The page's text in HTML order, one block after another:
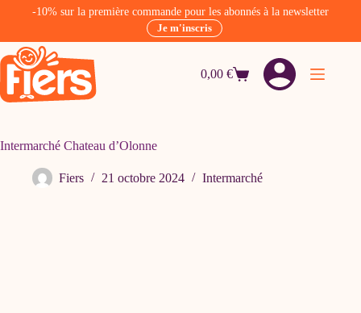
-10% sur la première commande pour les abonnés à la newsletter
Je m'inscris
Passer
au
contenu
Panier
0,00€
Intermarché Chateau d’Olonne
Fiers 21 octobre 2024 Intermarché